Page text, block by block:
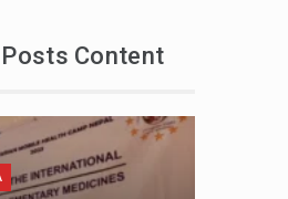
Content